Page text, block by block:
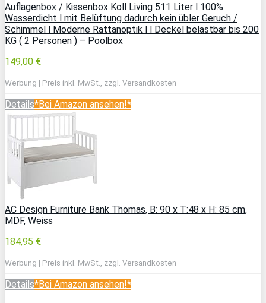
Auflagenbox / Kissenbox Koll Living 511 Liter l 100%
Wasserdicht l mit Belüftung dadurch kein übler Geruch /
Schimmel l Moderne Rattanoptik l l Deckel belastbar bis 200
KG ( 2 Personen ) – Poolbox
149,00 €
Werbung | Preis inkl. MwSt., zzgl. Versandkosten
Details*Bei Amazon ansehen!*
AC Design Furniture Bank Thomas, B: 90 x T:48 x H: 85 cm,
MDF, Weiss
184,95 €
Werbung | Preis inkl. MwSt., zzgl. Versandkosten
Details*Bei Amazon ansehen!*